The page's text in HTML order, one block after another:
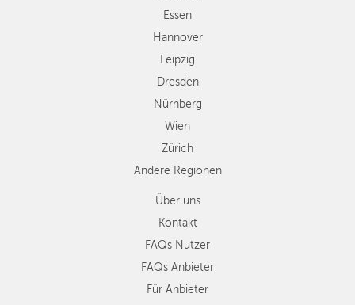
Zürich
Andere
Regionen
Essen
Hannover
Leipzig
Dresden
Nürnberg
Wien
Zürich
Andere Regionen
Über uns
Kontakt
FAQs Nutzer
FAQs Anbieter
Für Anbieter